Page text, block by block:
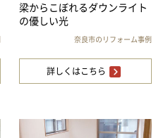
梁からこぼれるダウンライト
の優しい光
奈良市のリフォーム事例
詳しくはこちら